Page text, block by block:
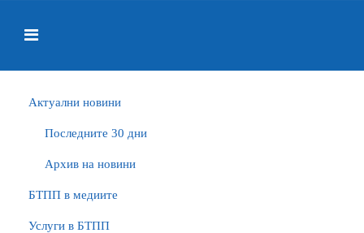
Актуални новини
Последните 30 дни
Архив на новини
БTПП в медиите
Услуги в БТПП